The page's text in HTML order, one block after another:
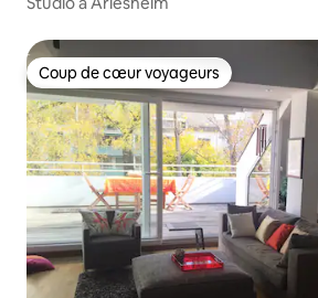
Coup de cœur voyageurs
Coup de cœur voyageurs